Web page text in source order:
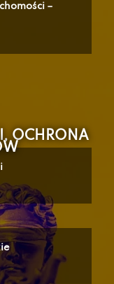
–
OCHRONA